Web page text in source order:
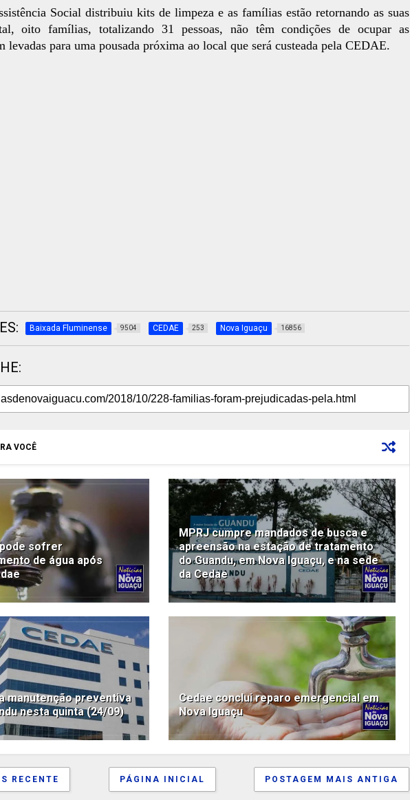
Social distribuiu kits de limpeza e as famílias estão retornando as suas
oito famílias, totalizando 31 pessoas, não têm condições de ocupar as
levadas para uma pousada próxima ao local que será custeada pela CEDAE.
Baixada Fluminense 9504 CEDAE 253 Nova Iguaçu 16856
VOCÊ
sofrer
de água após
MPRJ cumpre mandados de busca e
apreensão na estação de tratamento
do Guandu, em Nova Iguaçu, e na sede
da Cedae
manutenção preventiva
nesta quinta (24/09)
Cedae conclui reparo emergencial em
Nova Iguaçu
RECENTE POSTAGEM MAIS ANTIGA
PÁGINA INICIAL